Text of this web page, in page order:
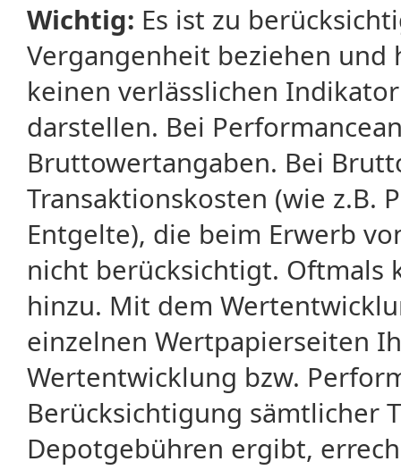
Wichtig: Es ist zu
Vergangenheit beziehen
keinen verlässlichen
darstellen. Bei
Bruttowertangaben. Bei
Transaktionskosten (wie z.B.
Entgelte), die beim Erwerb
nicht berücksichtigt. Oftmals
hinzu. Mit dem
einzelnen Wertpapierseiten
Wertentwicklung bzw.
Berücksichtigung sämtlicher
Depotgebühren ergibt,